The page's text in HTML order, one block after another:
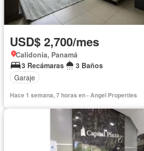
USD$ 2,700/mes
Calidonia, Panamá
3 Recámaras
3 Baños
Garaje
Hace 1 semana, 7 horas en - Angel Properties